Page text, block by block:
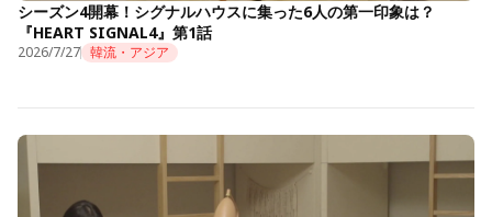
シーズン4開幕！シグナルハウスに集った6人の第一印象は？
『HEART SIGNAL4』第1話
2026/7/27 韓流・アジア